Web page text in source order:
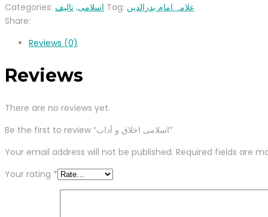
Categories:
اسلامی, تالیف Tag: علامہ امام بدرالدین
Share:
Reviews (0)
Reviews
There are no reviews yet.
Be the first to review “اسلامی اخلاق و آداب”
Your email address will not be published. Required fields are
Your rating *